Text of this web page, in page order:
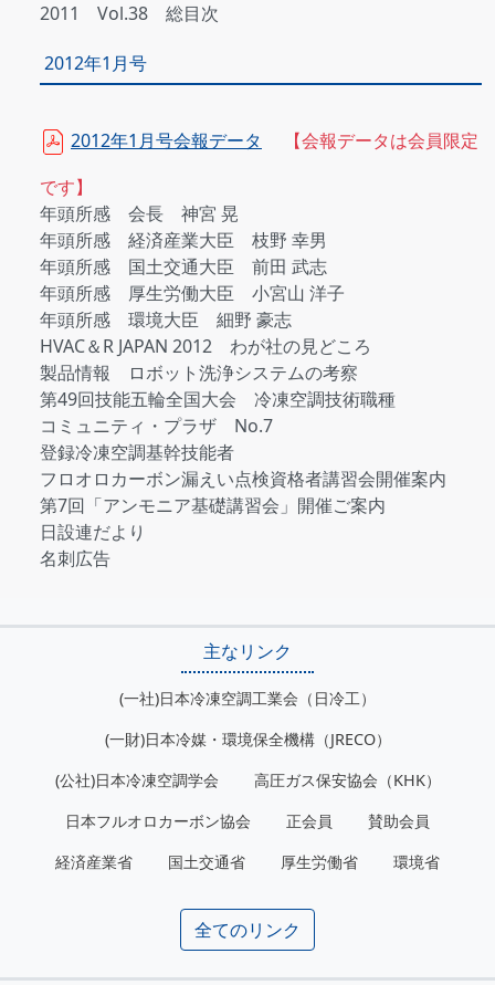
2011 Vol.38 総目次
2012年1月号
2012年1月号会報データ
【会報データは会員限定
です】
年頭所感 会長 神宮 晃
年頭所感 経済産業大臣 枝野 幸男
年頭所感 国土交通大臣 前田 武志
年頭所感 厚生労働大臣 小宮山 洋子
年頭所感 環境大臣 細野 豪志
HVAC＆R JAPAN 2012 わが社の見どころ
製品情報 ロボット洗浄システムの考察
第49回技能五輪全国大会 冷凍空調技術職種
コミュニティ・プラザ No.7
登録冷凍空調基幹技能者
フロオロカーボン漏えい点検資格者講習会開催案内
第7回「アンモニア基礎講習会」開催ご案内
日設連だより
名刺広告
主なリンク
(一社)日本冷凍空調工業会（日冷工）
(一財)日本冷媒・環境保全機構（JRECO）
(公社)日本冷凍空調学会
高圧ガス保安協会（KHK）
日本フルオロカーボン協会
正会員
賛助会員
経済産業省
国土交通省 厚生労働省 環境省
全てのリンク